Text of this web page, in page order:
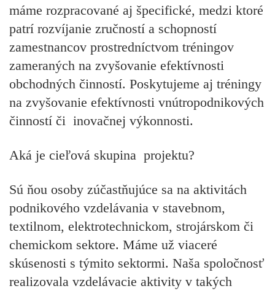
máme rozpracované aj špecifické, medzi ktoré
patrí rozvíjanie zručností a schopností
zamestnancov prostredníctvom tréningov
zameraných na zvyšovanie efektívnosti
obchodných činností. Poskytujeme aj tréningy
na zvyšovanie efektívnosti vnútropodnikových
činností či inovačnej výkonnosti.
Aká je cieľová skupina projektu?
Sú ňou osoby zúčastňujúce sa na aktivitách
podnikového vzdelávania v stavebnom,
textilnom, elektrotechnickom, strojárskom či
chemickom sektore. Máme už viaceré
skúsenosti s týmito sektormi. Naša spoločnosť
realizovala vzdelávacie aktivity v takých